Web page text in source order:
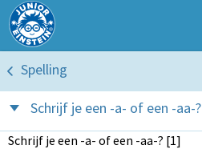
Spelling
Schrijf je een -a- of een -aa-?
Schrijf je een -a- of een -aa-? [1]